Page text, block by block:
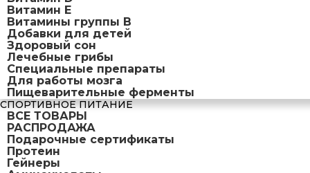
Витамин Е
Витамины группы B
Добавки для детей
Здоровый сон
Лечебные грибы
Специальные препараты
Для работы мозга
Пищеварительные ферменты
СПОРТИВНОЕ ПИТАНИЕ
ВСЕ ТОВАРЫ
РАСПРОДАЖА
Подарочные сертификаты
Протеин
Гейнеры